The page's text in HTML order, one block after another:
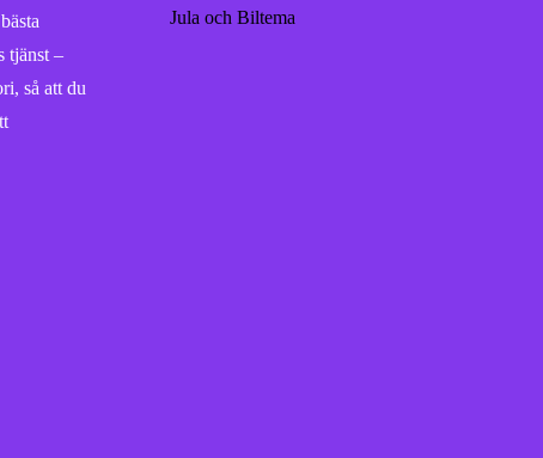
tjänst –
så att du
Jula och Biltema